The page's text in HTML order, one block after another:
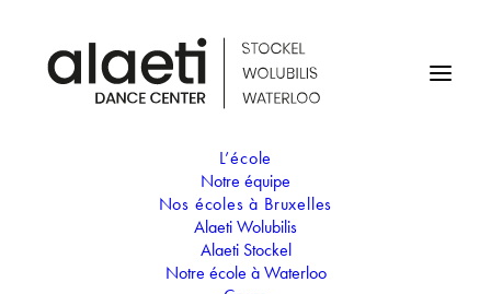
L’école
Notre équipe
Nos écoles à Bruxelles
Alaeti Wolubilis
Alaeti Stockel
Notre école à Waterloo
STAGE D'ÉTÉ - LA FORÊT
ENCHANTÉE / 3-4 ANS /